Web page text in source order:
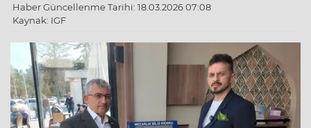
Haber Güncellenme Tarihi: 18.03.2026 07:08
Kaynak: IGF